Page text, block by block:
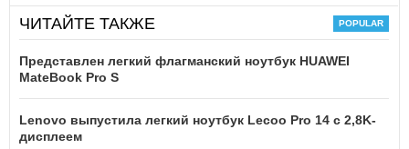
ЧИТАЙТЕ ТАКЖЕ
Представлен легкий флагманский ноутбук HUAWEI
MateBook Pro S
Lenovo выпустила легкий ноутбук Lecoo Pro 14 с 2,8K-
дисплеем